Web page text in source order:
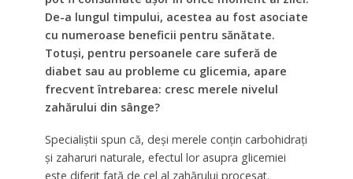
De-a lungul timpului, acestea au fost asociate
cu numeroase beneficii pentru sănătate.
Totuși, pentru persoanele care suferă de
diabet sau au probleme cu glicemia, apare
frecvent întrebarea: cresc merele nivelul
zahărului din sânge?
Specialiștii spun că, deși merele conțin carbohidrați
și zaharuri naturale, efectul lor asupra glicemiei
este diferit față de cel al zahărului procesat.